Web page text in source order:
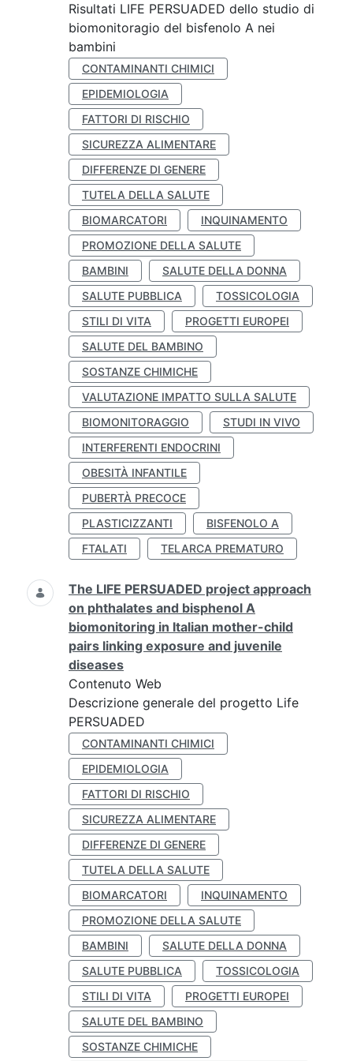
Risultati LIFE PERSUADED dello studio di
biomonitoragio del bisfenolo A nei
bambini
CONTAMINANTI CHIMICI
EPIDEMIOLOGIA
FATTORI DI RISCHIO
SICUREZZA ALIMENTARE
DIFFERENZE DI GENERE
TUTELA DELLA SALUTE
BIOMARCATORI
INQUINAMENTO
PROMOZIONE DELLA SALUTE
BAMBINI
SALUTE DELLA DONNA
SALUTE PUBBLICA
TOSSICOLOGIA
STILI DI VITA
PROGETTI EUROPEI
SALUTE DEL BAMBINO
SOSTANZE CHIMICHE
VALUTAZIONE IMPATTO SULLA SALUTE
BIOMONITORAGGIO
STUDI IN VIVO
INTERFERENTI ENDOCRINI
OBESITÀ INFANTILE
PUBERTÀ PRECOCE
PLASTICIZZANTI
BISFENOLO A
FTALATI
TELARCA PREMATURO
The LIFE PERSUADED project approach
on phthalates and bisphenol A
biomonitoring in Italian mother-child
pairs linking exposure and juvenile
diseases
Contenuto Web
Descrizione generale del progetto Life
PERSUADED
CONTAMINANTI CHIMICI
EPIDEMIOLOGIA
FATTORI DI RISCHIO
SICUREZZA ALIMENTARE
DIFFERENZE DI GENERE
TUTELA DELLA SALUTE
BIOMARCATORI
INQUINAMENTO
PROMOZIONE DELLA SALUTE
BAMBINI
SALUTE DELLA DONNA
SALUTE PUBBLICA
TOSSICOLOGIA
STILI DI VITA
PROGETTI EUROPEI
SALUTE DEL BAMBINO
SOSTANZE CHIMICHE